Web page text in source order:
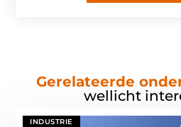
Gerelateerde
wellicht
INDUSTRIE